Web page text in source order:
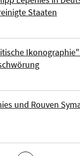
Staaten
und Rouven